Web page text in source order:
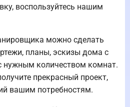
воспользуйтесь нашим
можно сделать
планы, эскизы дома с
нужным количеством комнат.
прекрасный проект,
вашим потребностям.